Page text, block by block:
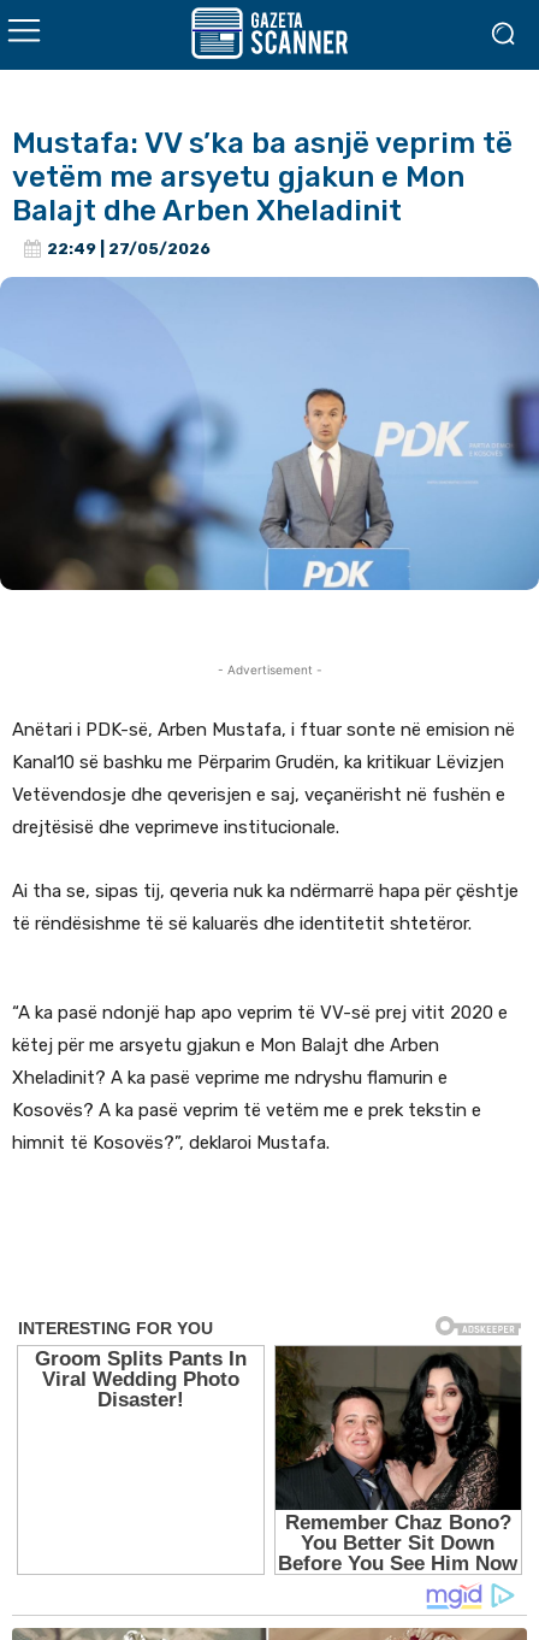
Mustafa: VV s’ka ba asnjë veprim të
vetëm me arsyetu gjakun e Mon
Balajt dhe Arben Xheladinit
22:49 | 27/05/2026
- Advertisement -
Anëtari i PDK-së, Arben Mustafa, i ftuar sonte në emision në
Kanal10 së bashku me Përparim Grudën, ka kritikuar Lëvizjen
Vetëvendosje dhe qeverisjen e saj, veçanërisht në fushën e
drejtësisë dhe veprimeve institucionale.
Ai tha se, sipas tij, qeveria nuk ka ndërmarrë hapa për çështje
të rëndësishme të së kaluarës dhe identitetit shtetëror.
“A ka pasë ndonjë hap apo veprim të VV-së prej vitit 2020 e
këtej për me arsyetu gjakun e Mon Balajt dhe Arben
Xheladinit? A ka pasë veprime me ndryshu flamurin e
Kosovës? A ka pasë veprim të vetëm me e prek tekstin e
himnit të Kosovës?”, deklaroi Mustafa.